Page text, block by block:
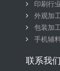
印刷行
外观加
包装加
手机辅
联系我们